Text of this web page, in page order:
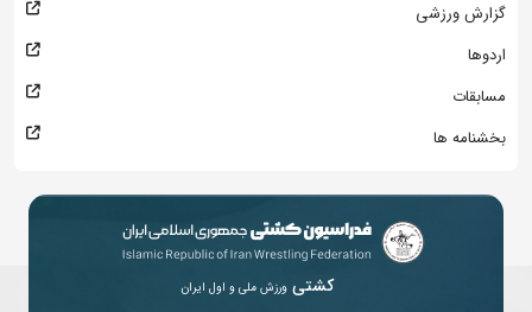
گزارش ورزشی
اردوها
مسابقات
بخشنامه ها
کشتی ورزش ملی و اول ایران